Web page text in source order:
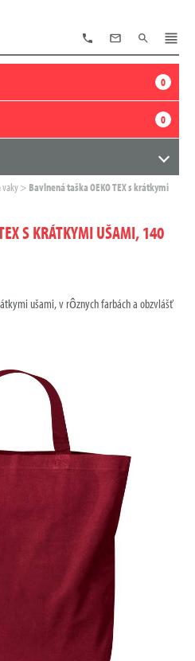
TELEFON
E-
MAIL
VYHLEDÁVÁNÍ
MENU
0
0
vaky
Bavlnená taška OEKO TEX s krátkymi
S KRÁTKYMI UŠAMI, 140
ušami, v rôznych farbách a obzvlášť